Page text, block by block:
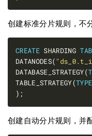
创建标准分片规则，不
CREATE SHARDING
DATANODES(
DATABASE_STRATEGY(
TABLE_STRATEGY(TYPE
创建自动分片规则，并